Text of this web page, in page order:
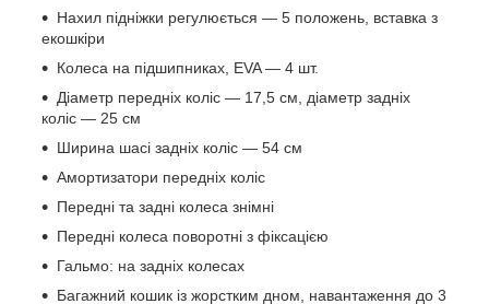
Нахил підніжки регулюється — 5 положень, вставка з
екошкіри
Колеса на підшипниках, EVA — 4 шт.
Діаметр передніх коліс — 17,5 см, діаметр задніх
коліс — 25 см
Ширина шасі задніх коліс — 54 см
Амортизатори передніх коліс
Передні та задні колеса знімні
Передні колеса поворотні з фіксацією
Гальмо: на задніх колесах
Багажний кошик із жорстким дном, навантаження до 3